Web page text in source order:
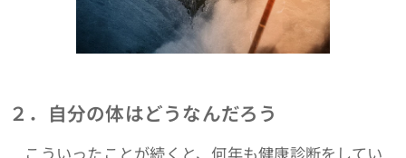
２．自分の体はどうなんだろう
こういったことが続くと、何年も健康診断をしてい